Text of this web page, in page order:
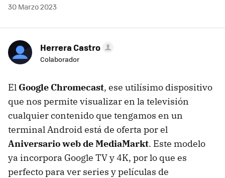
30 Marzo 2023
Herrera Castro
Colaborador
El Google Chromecast, ese utilísimo dispositivo
que nos permite visualizar en la televisión
cualquier contenido que tengamos en un
terminal Android está de oferta por el
Aniversario web de MediaMarkt. Este modelo
ya incorpora Google TV y 4K, por lo que es
perfecto para ver series y películas de